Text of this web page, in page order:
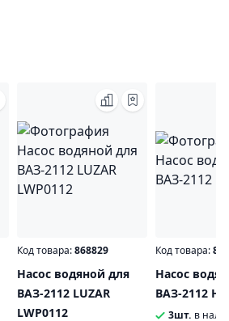
Код товара:868829
Насос водяной для
ВАЗ-2112 LUZAR
LWP0112
Код товара:
Насос
ВАЗ-2112
3шт. в